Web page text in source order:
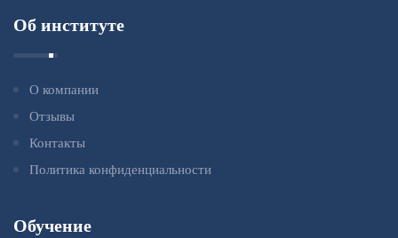
Об институте
О компании
Отзывы
Контакты
Политика конфиденциальности
Обучение